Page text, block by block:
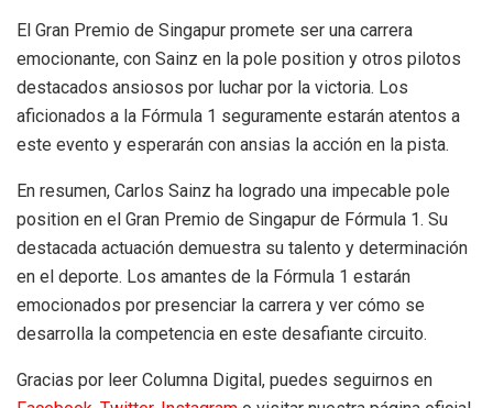
El Gran Premio de Singapur promete ser una carrera
emocionante, con Sainz en la pole position y otros pilotos
destacados ansiosos por luchar por la victoria. Los
aficionados a la Fórmula 1 seguramente estarán atentos a
este evento y esperarán con ansias la acción en la pista.
En resumen, Carlos Sainz ha logrado una impecable pole
position en el Gran Premio de Singapur de Fórmula 1. Su
destacada actuación demuestra su talento y determinación
en el deporte. Los amantes de la Fórmula 1 estarán
emocionados por presenciar la carrera y ver cómo se
desarrolla la competencia en este desafiante circuito.
Gracias por leer Columna Digital, puedes seguirnos en